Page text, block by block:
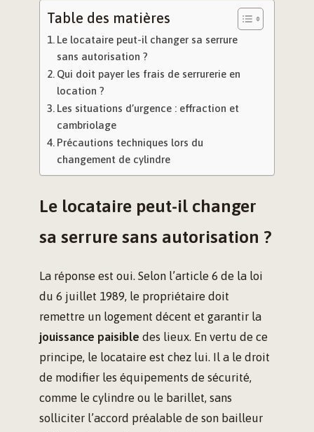
Table des matières
Le locataire peut-il changer sa serrure
sans autorisation ?
Qui doit payer les frais de serrurerie en
location ?
Les situations d’urgence : effraction et
cambriolage
Précautions techniques lors du
changement de cylindre
Le locataire peut-il changer
sa serrure sans autorisation ?
La réponse est oui. Selon l’article 6 de la loi
du 6 juillet 1989, le propriétaire doit
remettre un logement décent et garantir la
jouissance paisible des lieux. En vertu de ce
principe, le locataire est chez lui. Il a le droit
de modifier les équipements de sécurité,
comme le cylindre ou le barillet, sans
solliciter l’accord préalable de son bailleur